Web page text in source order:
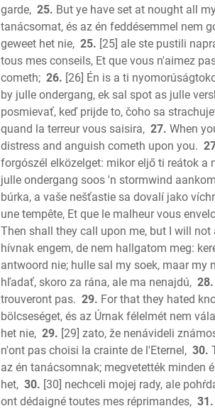
garde, 25. But ye have set at nought all
tanácsomat, és az én feddésemmel nem
geweet het nie, 25. [25] ale ste pustili
tous mes conseils, Et que vous n'aimez
cometh; 26. [26] Én is a ti
by julle ondergang, ek sal spot as julle
posmievať, keď prijde to, čoho sa
quand la terreur vous saisira, 27. When
distress and anguish cometh upon you.
forgószél elközelget: mikor eljő ti reátok a
julle ondergang soos 'n stormwind
búrka, a vaše nešťastie sa dovalí jako
une tempête, Et que le malheur vous
Then shall they call upon me, but I will
hívnak engem, de nem hallgatom meg:
antwoord nie; hulle sal my soek, maar my
hľadať, skoro za rána, ale ma nenajdú, 28.
trouveront pas. 29. For that they hated
bölcseséget, és az Úrnak félelmét nem
het nie, 29. [29] zato, že nenávideli
n'ont pas choisi la crainte de l'Eternel, 30.
az én tanácsomnak; megvetették minden
het, 30. [30] nechceli mojej rady, ale
ont dédaigné toutes mes réprimandes, 31.